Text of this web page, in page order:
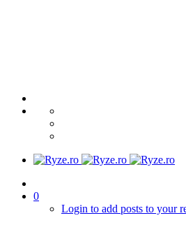
0
Login to add posts to your